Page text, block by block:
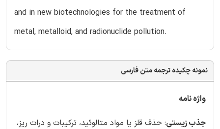
and in new biotechnologies for the treatment of
metal, metalloid, and radionuclide pollution.
نمونه چکیده ترجمه متن فارسی
واژه نامه
جذب زیستی: حذف قلز یا مواد متالوئید، ترکیبات و درات ریز،